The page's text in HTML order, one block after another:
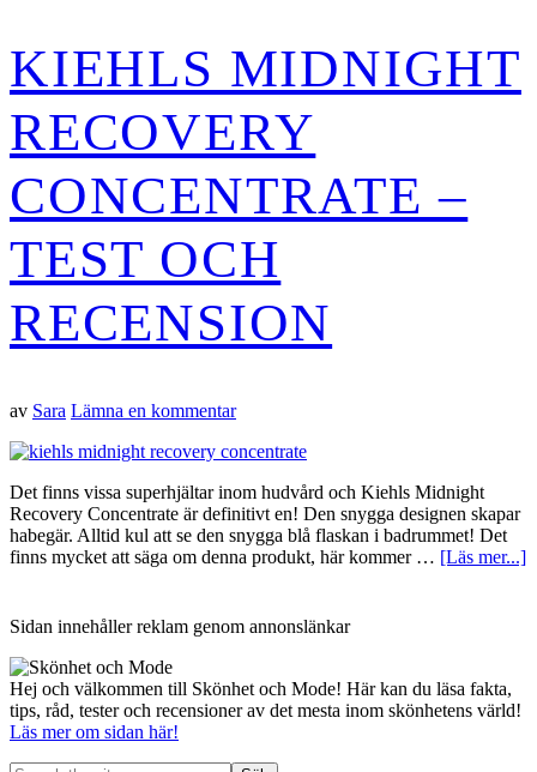
KIEHLS MIDNIGHT
RECOVERY
CONCENTRATE –
TEST OCH
RECENSION
av Sara Lämna en kommentar
Det finns vissa superhjältar inom hudvård och Kiehls Midnight
Recovery Concentrate är definitivt en! Den snygga designen skapar
habegär. Alltid kul att se den snygga blå flaskan i badrummet! Det
finns mycket att säga om denna produkt, här kommer … [Läs mer...]
Primärt
sidofält
Sidan innehåller reklam genom annonslänkar
Hej och välkommen till Skönhet och Mode! Här kan du läsa fakta,
tips, råd, tester och recensioner av det mesta inom skönhetens värld!
Läs mer om sidan här!